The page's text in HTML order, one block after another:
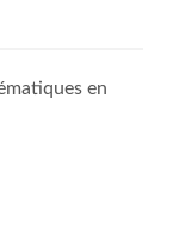
en